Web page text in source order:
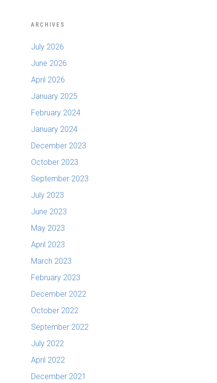
ARCHIVES
July 2026
June 2026
April 2026
January 2025
February 2024
January 2024
December 2023
October 2023
September 2023
July 2023
June 2023
May 2023
April 2023
March 2023
February 2023
December 2022
October 2022
September 2022
July 2022
April 2022
December 2021